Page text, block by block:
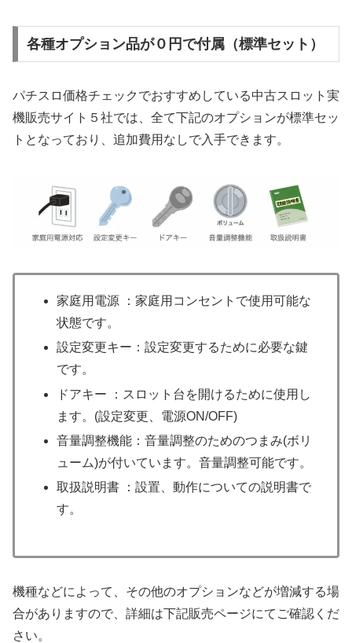
各種オプション品が０円で付属（標準セット）
パチスロ価格チェックでおすすめしている中古スロット実
機販売サイト５社では、全て下記のオプションが標準セッ
トとなっており、追加費用なしで入手できます。
家庭用電源 ：家庭用コンセントで使用可能な
状態です。
設定変更キー：設定変更するために必要な鍵
です。
ドアキー ：スロット台を開けるために使用し
ます。(設定変更、電源ON/OFF)
音量調整機能：音量調整のためのつまみ(ボリ
ューム)が付いています。音量調整可能です。
取扱説明書 ：設置、動作についての説明書で
す。
機種などによって、その他のオプションなどが増減する場
合がありますので、詳細は下記販売ページにてご確認くだ
さい。